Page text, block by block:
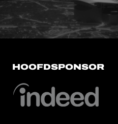
HOOFDSPONSOR